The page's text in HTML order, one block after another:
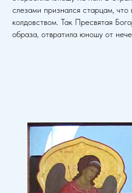
слезами признался старцам,
колдовством. Так Пресвятая
образа, отвратила юношу от